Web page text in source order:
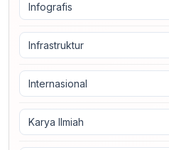
Infografis
Infrastruktur
Internasional
Karya Ilmiah